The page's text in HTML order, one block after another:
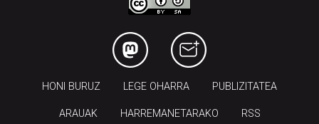
HONI BURUZ LEGE OHARRA PUBLIZITATEA
ARAUAK HARREMANETARAKO RSS